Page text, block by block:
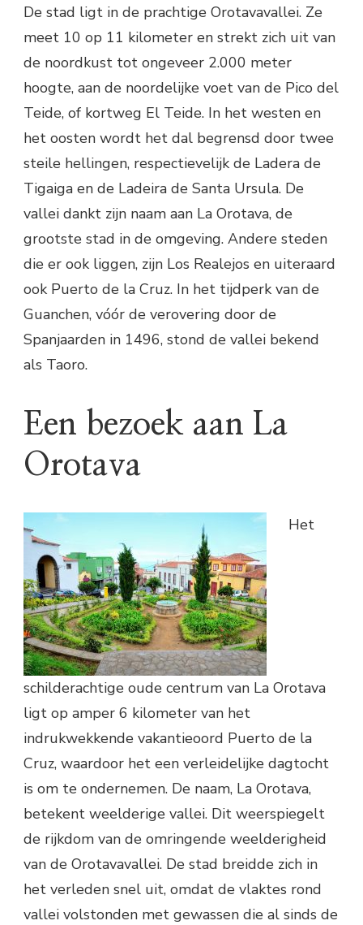
De stad ligt in de prachtige Orotavavallei. Ze
meet 10 op 11 kilometer en strekt zich uit van
de noordkust tot ongeveer 2.000 meter
hoogte, aan de noordelijke voet van de Pico del
Teide, of kortweg El Teide. In het westen en
het oosten wordt het dal begrensd door twee
steile hellingen, respectievelijk de Ladera de
Tigaiga en de Ladeira de Santa Ursula. De
vallei dankt zijn naam aan La Orotava, de
grootste stad in de omgeving. Andere steden
die er ook liggen, zijn Los Realejos en uiteraard
ook Puerto de la Cruz. In het tijdperk van de
Guanchen, vóór de verovering door de
Spanjaarden in 1496, stond de vallei bekend
als Taoro.
Een bezoek aan La
Orotava
Het
schilderachtige oude centrum van La Orotava
ligt op amper 6 kilometer van het
indrukwekkende vakantieoord Puerto de la
Cruz, waardoor het een verleidelijke dagtocht
is om te ondernemen. De naam, La Orotava,
betekent weelderige vallei. Dit weerspiegelt
de rijkdom van de omringende weelderigheid
van de Orotavavallei. De stad breidde zich in
het verleden snel uit, omdat de vlaktes rond
vallei volstonden met gewassen die al sinds de